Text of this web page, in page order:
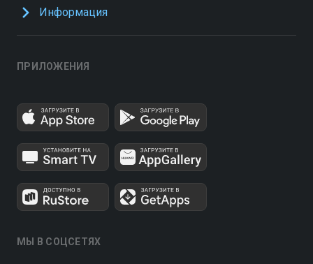
Информация
ПРИЛОЖЕНИЯ
МЫ В СОЦСЕТЯХ